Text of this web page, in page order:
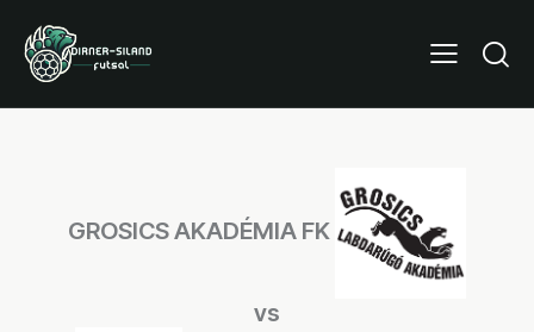
GROSICS AKADÉMIA FK
vs